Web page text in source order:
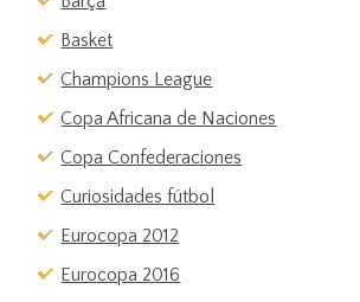
Basket
Champions League
Copa Africana de Naciones
Copa Confederaciones
Curiosidades fútbol
Eurocopa 2012
Eurocopa 2016